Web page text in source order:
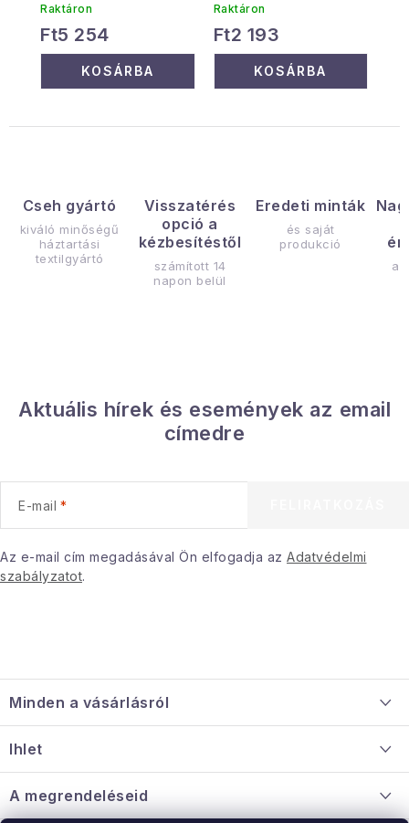
Cseh gyártó
kiváló minőségű
háztartási
textilgyártó
Visszatérés
opció a
kézbesítéstől
számított 14
napon belül
Eredeti minták
és saját
produkció
Raktáron
Ft5 254
KOSÁRBA
Raktáron
Ft2 193
KOSÁRBA
Aktuális hírek és események az email
címedre
E-mail
Az e-mail cím megadásával Ön elfogadja az Adatvédelmi
szabályzatot.
á
b
é
c
Minden a vásárlásról
Információ a mellékletről
Nagykereskedelmi együttműködés
Ihlet
A megrendeléseid